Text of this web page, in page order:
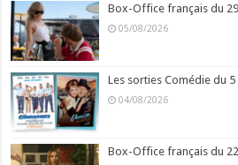
Box-Office français du
05/08/2026
Les sorties Comédie du
04/08/2026
Box-Office français du